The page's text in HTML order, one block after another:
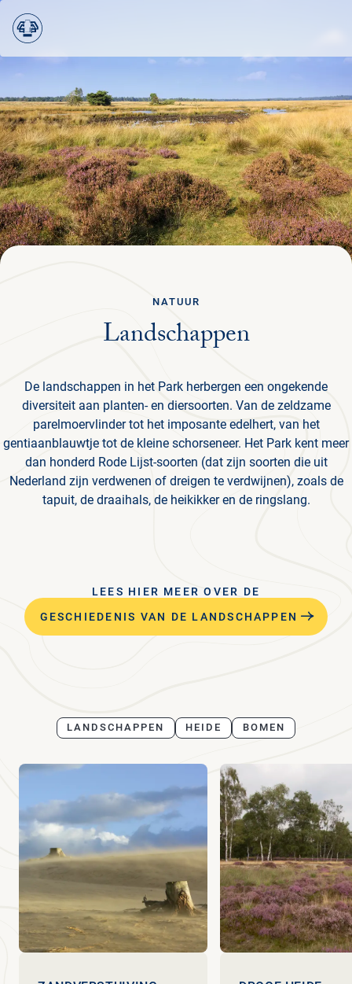
Ga terug
Menu
PLAN JE BEZOEK
NATUUR & CULTUUR
ORGANISATIE
STRUIN DOOR ALLE PAGINA'S
NEDERLANDS
Landschappen
NATUUR
De landschappen in het Park herbergen een ongekende
diversiteit aan planten- en diersoorten. Van de zeldzame
parelmoervlinder tot het imposante edelhert, van het
gentiaanblauwtje tot de kleine schorseneer. Het Park kent meer
dan honderd Rode Lijst-soorten (dat zijn soorten die uit
Nederland zijn verdwenen of dreigen te verdwijnen), zoals de
tapuit, de draaihals, de heikikker en de ringslang.
LEES HIER MEER OVER DE
GESCHIEDENIS VAN DE LANDSCHAPPEN
LANDSCHAPPEN HEIDE BOMEN